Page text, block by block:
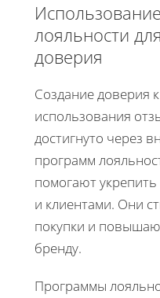
лояльности
доверия
Создание доверия
использования
достигнуто через
программ
помогают
и клиентами. Они
покупки и
бренду.
Программы